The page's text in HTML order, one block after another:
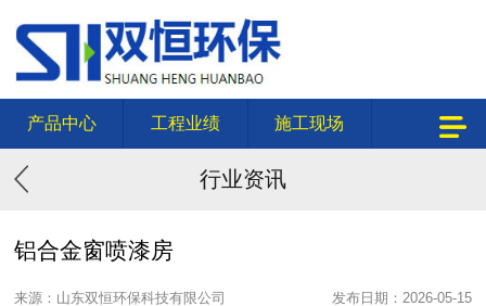
产品中心 工程业绩 施工现场
行业资讯
铝合金窗喷漆房
来源：山东双恒环保科技有限公司 发布日期：2026-05-15